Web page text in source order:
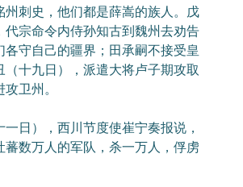
州刺史，他们都是薛嵩的族人。戊
代宗命令内侍孙知古到魏州去劝告
各守自己的疆界；田承嗣不接受皇
（十九日），派遣大将卢子期攻取
卫州。
），西川节度使崔宁奏报说，
蕃数万人的军队，杀一万人，俘虏